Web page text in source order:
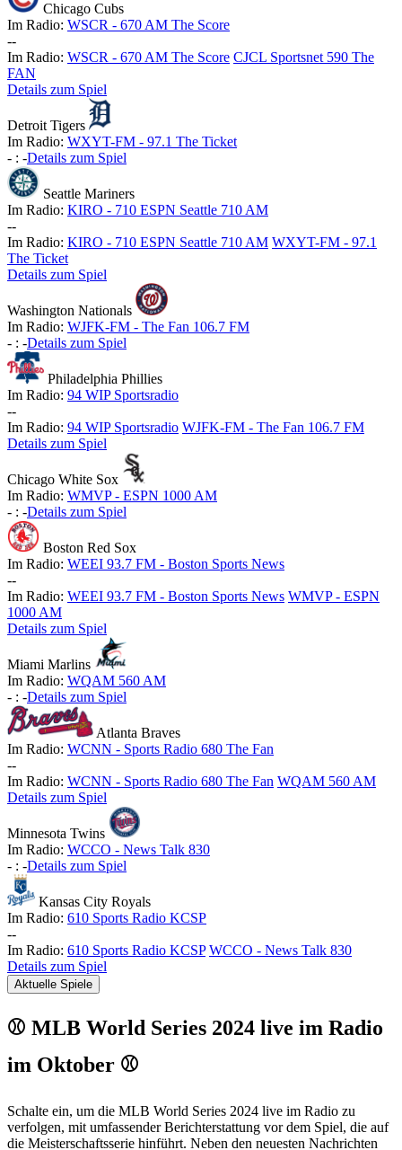
Chicago Cubs
Im Radio: WSCR - 670 AM The Score
--
Im Radio: WSCR - 670 AM The Score CJCL Sportsnet 590 The
FAN
Details zum Spiel
Detroit Tigers
Im Radio: WXYT-FM - 97.1 The Ticket
- : -Details zum Spiel
Seattle Mariners
Im Radio: KIRO - 710 ESPN Seattle 710 AM
--
Im Radio: KIRO - 710 ESPN Seattle 710 AM WXYT-FM - 97.1
The Ticket
Details zum Spiel
Washington Nationals
Im Radio: WJFK-FM - The Fan 106.7 FM
- : -Details zum Spiel
Philadelphia Phillies
Im Radio: 94 WIP Sportsradio
--
Im Radio: 94 WIP Sportsradio WJFK-FM - The Fan 106.7 FM
Details zum Spiel
Chicago White Sox
Im Radio: WMVP - ESPN 1000 AM
- : -Details zum Spiel
Boston Red Sox
Im Radio: WEEI 93.7 FM - Boston Sports News
--
Im Radio: WEEI 93.7 FM - Boston Sports News WMVP - ESPN
1000 AM
Details zum Spiel
Miami Marlins
Im Radio: WQAM 560 AM
- : -Details zum Spiel
Atlanta Braves
Im Radio: WCNN - Sports Radio 680 The Fan
--
Im Radio: WCNN - Sports Radio 680 The Fan WQAM 560 AM
Details zum Spiel
Minnesota Twins
Im Radio: WCCO - News Talk 830
- : -Details zum Spiel
Kansas City Royals
Im Radio: 610 Sports Radio KCSP
--
Im Radio: 610 Sports Radio KCSP WCCO - News Talk 830
Details zum Spiel
Aktuelle Spiele
⚾ MLB World Series 2024 live im Radio
im Oktober ⚾
Schalte ein, um die MLB World Series 2024 live im Radio zu
verfolgen, mit umfassender Berichterstattung vor dem Spiel, die auf
die Meisterschaftsserie hinführt. Neben den neuesten Nachrichten